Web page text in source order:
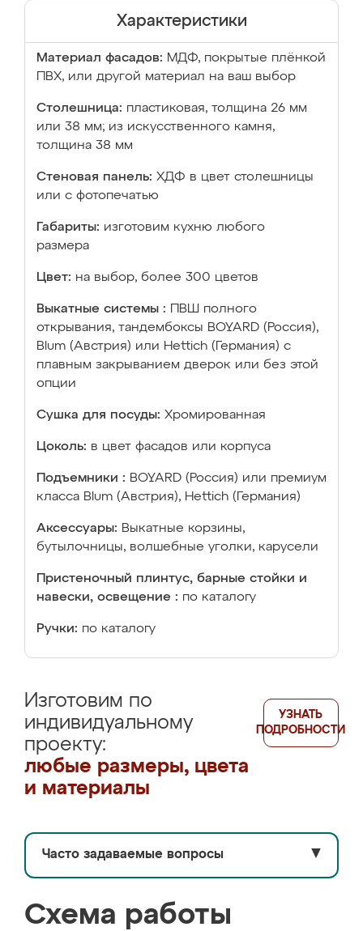
Характеристики
Материал фасадов: МДФ, покрытые плёнкой
ПВХ, или другой материал на ваш выбор
Столешница: пластиковая, толщина 26 мм
или 38 мм; из искусственного камня,
толщина 38 мм
Стеновая панель: ХДФ в цвет столешницы
или с фотопечатью
Габариты: изготовим кухню любого
размера
Цвет: на выбор, более 300 цветов
Выкатные системы :
ПВШ полного
открывания, тандембоксы BOYARD (Россия),
Blum (Австрия) или Hettich (Германия) с
плавным закрыванием дверок или без этой
опции
Сушка для посуды: Хромированная
Цоколь: в цвет фасадов или корпуса
Подъемники : BOYARD (Россия) или премиум
класса Blum (Австрия), Hettich (Германия)
Аксессуары: Выкатные корзины,
бутылочницы, волшебные уголки, карусели
Пристеночный плинтус, барные стойки и
навески, освещение : по каталогу
Ручки: по каталогу
Изготовим по
индивидуальному
проекту:
любые размеры, цвета
и материалы
УЗНАТЬ
ПОДРОБНОСТИ
Часто задаваемые вопросы ▼
Схема работы